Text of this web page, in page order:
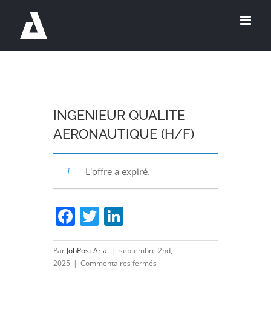
contenu
INGENIEUR QUALITE
AERONAUTIQUE (H/F)
L'offre a expiré.
Facebook
Twitter
Par JobPost Arial | septembre 2nd,
2025 | Commentaires fermés
INGENIEUR